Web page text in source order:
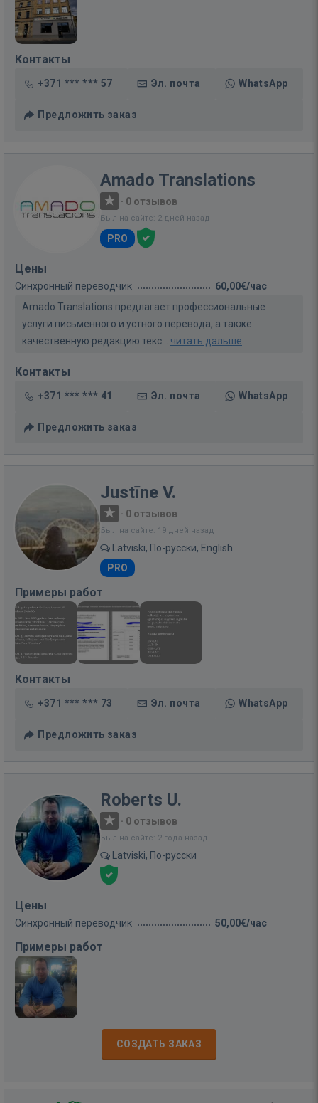
Контакты
+371 *** *** 57 Эл. почта WhatsApp
Предложить заказ
Amado Translations
· 0 отзывов
Был на сайте: 2 дней назад
PRO
Цены
Синхронный переводчик
60,00€/час
Amado Translations предлагает профессиональные
услуги письменного и устного перевода, а также
качественную редакцию текс... читать дальше
Контакты
+371 *** *** 41 Эл. почта WhatsApp
Предложить заказ
Justīne V.
· 0 отзывов
Был на сайте: 19 дней назад
Latviski, По-русски, English
PRO
Примеры работ
Контакты
+371 *** *** 73 Эл. почта WhatsApp
Предложить заказ
Roberts U.
· 0 отзывов
Был на сайте: 2 года назад
Latviski, По-русски
Цены
Синхронный переводчик 50,00€/час
Примеры работ
СОЗДАТЬ ЗАКАЗ